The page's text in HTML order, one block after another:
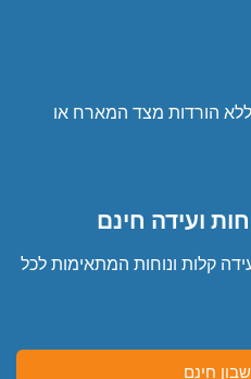
הורדות מצד המארח או
ועידה חינם
קלות ונוחות המתאימות לכל
חינם